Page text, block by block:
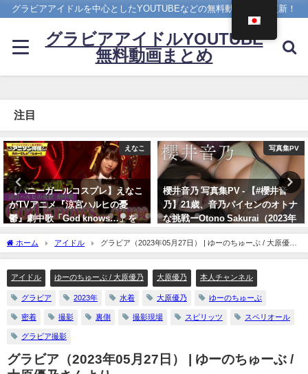
グラビアアイドルを中心としたYOUTUBEなどの無料動画を日々更新！
グラビアアイドルYOUTUBE
無料動画まとめ
注目
写真集PV
櫻井音乃 写真集PV - 【#櫻井音
乃】21歳、音乃パイセンのオトナ
な挑戦ーOtono Sakurai（2023年
12月20日） | 週プレChannel【集
英社 週刊プレイボーイ公式】さん
より
12/20/2023
4K UPSCALING CLUB
篠崎愛【4K】（2023年08月25
日） | 4K UPSCALING CLUBさん
より
ホーム アイドル
グラビア（2023年05月27日） | ゆーのちゅーぶ / 大原優乃
さんより
アイドル ゆーのちゅーぶ / 大原優乃 大原優乃 本人チャンネル
グラビア 2023年 水着 大原優乃 ゆーのちゅーぶ
密着 撮影 裏側 撮影現場 スピリッツ スペリオール
グラビア撮影
グラビア（2023年05月27日） | ゆーのちゅーぶ /